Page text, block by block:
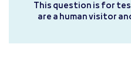
This question is for
are a human visitor